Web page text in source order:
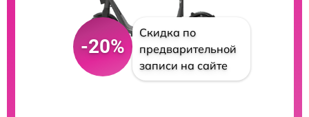
-20%
Скидка по
предварительной
записи на сайте